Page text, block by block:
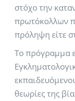
στόχο την
πρωτόκολλων
πρόληψη είτε
Το πρόγραμμα
θεωρίες της